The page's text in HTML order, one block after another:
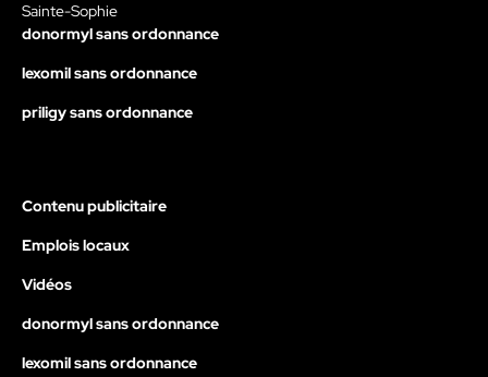
Sainte-Sophie
donormyl sans ordonnance
lexomil sans ordonnance
priligy sans ordonnance
Contenu publicitaire
Emplois locaux
Vidéos
donormyl sans ordonnance
lexomil sans ordonnance